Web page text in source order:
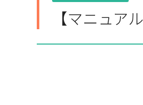
【マニュア